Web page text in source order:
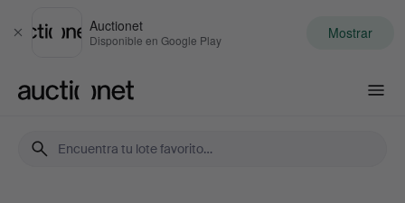
Cerrar
Auctionet
Disponible en Google Play Mostrar